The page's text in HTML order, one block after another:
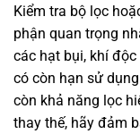
Kiểm tra bộ lọc
phận quan trọng
các hạt bụi, khí
có còn hạn sử
còn khả năng lọc
thay thế, hãy đảm